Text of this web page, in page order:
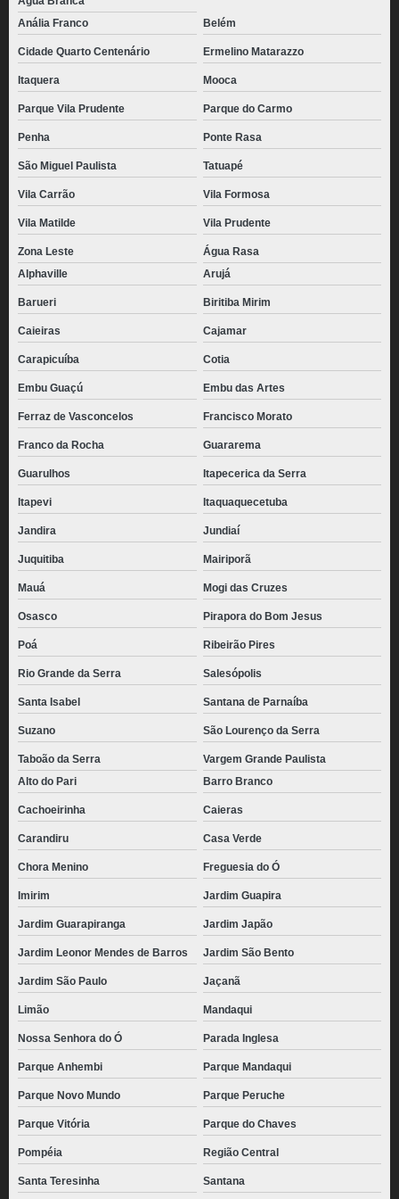
Anália Franco
Belém
Cidade Quarto Centenário Ermelino Matarazzo
Itaquera Mooca
Parque Vila Prudente Parque do Carmo
Penha Ponte Rasa
São Miguel Paulista Tatuapé
Vila Carrão Vila Formosa
Vila Matilde Vila Prudente
Zona Leste
Água Rasa
Alphaville
Arujá
Barueri Biritiba Mirim
Caieiras Cajamar
Carapicuíba Cotia
Embu Guaçú Embu das Artes
Ferraz de Vasconcelos Francisco Morato
Franco da Rocha Guararema
Guarulhos Itapecerica da Serra
Itapevi Itaquaquecetuba
Jandira Jundiaí
Juquitiba Mairiporã
Mauá Mogi das Cruzes
Osasco Pirapora do Bom Jesus
Poá Ribeirão Pires
Rio Grande da Serra Salesópolis
Santa Isabel Santana de Parnaíba
Suzano São Lourenço da Serra
Taboão da Serra
Vargem Grande Paulista
Alto do Pari
Barro Branco
Cachoeirinha Caieras
Carandiru Casa Verde
Chora Menino Freguesia do Ó
Imirim Jardim Guapira
Jardim Guarapiranga Jardim Japão
Jardim Leonor Mendes de Barros Jardim São Bento
Jardim São Paulo Jaçanã
Limão Mandaqui
Nossa Senhora do Ó Parada Inglesa
Parque Anhembi Parque Mandaqui
Parque Novo Mundo Parque Peruche
Parque Vitória Parque do Chaves
Pompéia Região Central
Santa Teresinha Santana